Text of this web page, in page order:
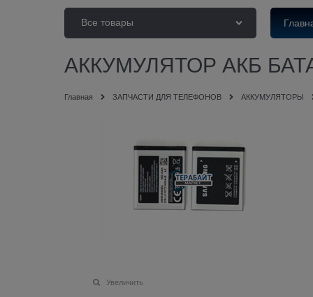
Все товары
АККУМУЛЯТОР АКБ
Главная ЗАПЧАСТИ ДЛЯ ТЕЛЕФОНОВ АККУМУЛЯТОРЫ
Увеличить